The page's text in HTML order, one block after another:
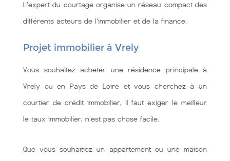
L'expert du courtage organise un réseau compact des
différents acteurs de l'immobilier et de la finance.
Projet immobilier à Vrely
Vous souhaitez acheter une résidence principale à
Vrely ou en Pays de Loire et vous cherchez à un
courtier de crédit immobilier, il faut exiger le meilleur
le taux immobilier, n'est pas chose facile.
Que vous souhaitiez un appartement ou une maison